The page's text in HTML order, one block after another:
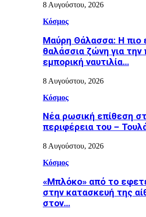
8 Αυγούστου, 2026
Κόσμος
Μαύρη Θάλασσα: Η πιο
θαλάσσια ζώνη για την
εμπορική ναυτιλία…
8 Αυγούστου, 2026
Κόσμος
Nέα ρωσική επίθεση
περιφέρεια του –
8 Αυγούστου, 2026
Κόσμος
«Μπλόκο» από το
στην κατασκευή της
στον…